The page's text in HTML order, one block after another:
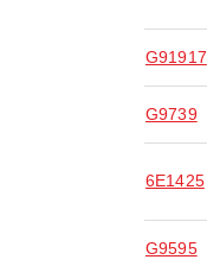
G91917
G9739
6E1425
G9595